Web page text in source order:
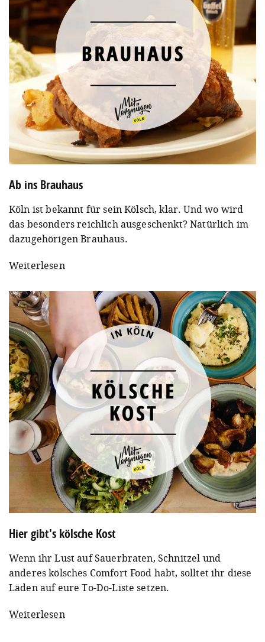
Ab ins Brauhaus
Köln ist bekannt für sein Kölsch, klar. Und wo wird
das besonders reichlich ausgeschenkt? Natürlich im
dazugehörigen Brauhaus.
Weiterlesen
Hier gibt's kölsche Kost
Wenn ihr Lust auf Sauerbraten, Schnitzel und
anderes kölsches Comfort Food habt, solltet ihr diese
Läden auf eure To-Do-Liste setzen.
Weiterlesen